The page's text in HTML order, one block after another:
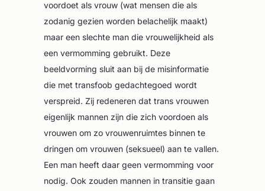
voordoet als vrouw (wat mensen die als
zodanig gezien worden belachelijk maakt)
maar een slechte man die vrouwelijkheid als
een vermomming gebruikt. Deze
beeldvorming sluit aan bij de misinformatie
die met transfoob gedachtegoed wordt
verspreid. Zij redeneren dat trans vrouwen
eigenlijk mannen zijn die zich voordoen als
vrouwen om zo vrouwenruimtes binnen te
dringen om vrouwen (seksueel) aan te vallen.
Een man heeft daar geen vermomming voor
nodig. Ook zouden mannen in transitie gaan